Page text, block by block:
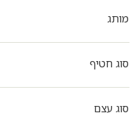
מותג
סוג חטיף
סוג עצם